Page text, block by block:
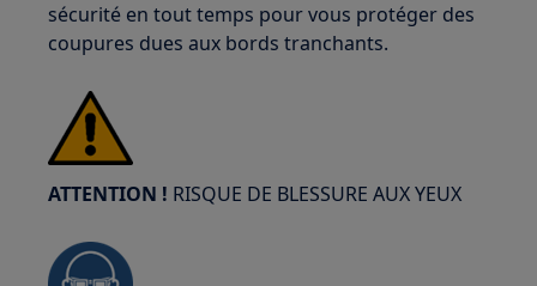
sécurité en tout temps pour vous protéger des
coupures dues aux bords tranchants.
ATTENTION ! RISQUE DE BLESSURE AUX YEUX